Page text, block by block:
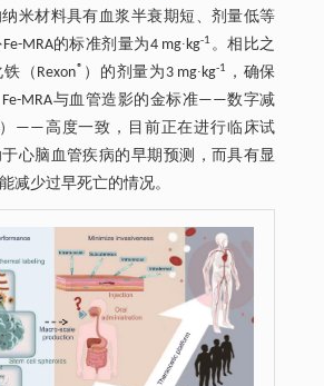
米材料具有血浆半衰期短、剂量低等
MRA的标准剂量为4 mg∙kg-1 。相比之
（Rexon® ）的剂量为3 mg∙kg-1
，确保
Fe-MRA与血管造影的金标准——数字减
）——高度一致，目前正在进行临床试
心脑血管疾病的早期预测，而具有显
减少过早死亡的情况。